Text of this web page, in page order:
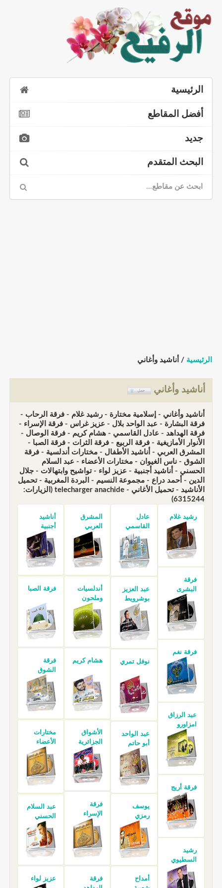
الرئيسية
أفضل المقاطع
جديد
البحث المتقدم
الرئيسية / أناشيد وأغاني
أناشيد وأغاني
أناشيد وأغاني - إسلامية مختارة - رشيد غلام - فرقة الرحاب -
فرقة البشارة - عبد الواحد بلال - عزيز غراس - فرقة الإسراء -
فرقة الهداهد - عادل القاسمي - هشام كريم - فرقة الوصال -
الأنوار الأمازيغية - فرقة الربيع - فرقة الثرات - فرقة الصبا -
المشرق العربي - أناشيد الأطفال - مختارات أندلسية - فرقة
الشوق - ناس الغيوان - مختارات الأعضاء - عبد السلام
الحسني - أناشيد أجنبية - عزيز لواء - تواشيح وابتهالات - جلال
الدين - أحمد دراع - مجموعة النسيم - البردة المغربية - تحميل
الأناشيد - تحميل الأغاني - telecharger anachide (الزيارات:
6315244)
رشيد غلام
فرقة
البشرى
فرقة نغم
عبد الرزاق
امزاورو
فرقة أريج
رشيد
السطيوي
عادل
القاسمي
عبد العزيز
بوشرويط
نوفل تمري
عبد الواحد
أبو حاتم
يوسف
رمزي
أمداح
المشرق
العربي
أندلسيات
وملحون
هشام كريم
الأشواق
الجزائرية
فرقة
الإسراء
فرقة
أناشيد
أجنبية
فرقة الصبا
فرقة
الشوق
مختارات
الأعضاء
عبد السلام
الحسني
عزيز لواء